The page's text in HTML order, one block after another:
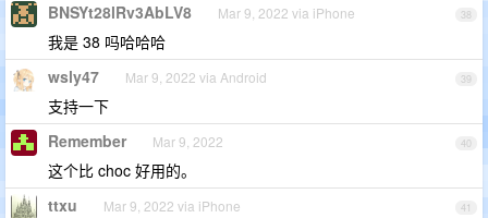
38
BNSYt28lRv3AbLV8 Mar 9, 2022 via iPhone
我是 38 吗哈哈哈
39
wsly47 Mar 9, 2022 via Android
支持一下
40
Remember Mar 9, 2022
这个比 choc 好用的。
41
ttxu Mar 9, 2022 via iPhone